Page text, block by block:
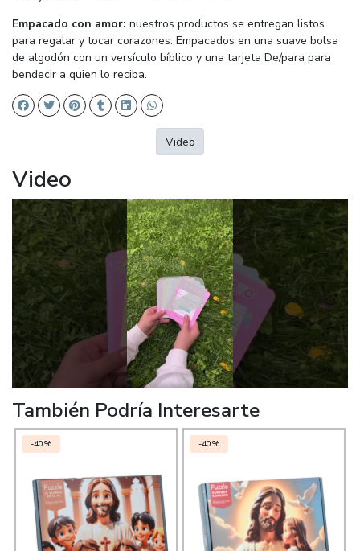
Empacado con amor: nuestros productos se entregan listos
para regalar y tocar corazones. Empacados en una suave bolsa
de algodón con un versículo bíblico y una tarjeta De/para para
bendecir a quien lo reciba.
Video
Video
También Podría Interesarte
-40% -40%